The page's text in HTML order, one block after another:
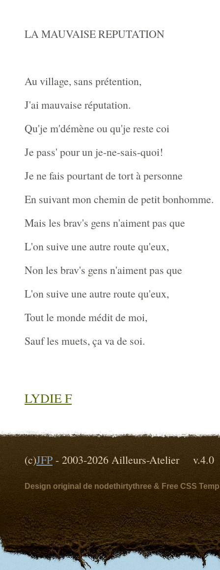
LA MAUVAISE REPUTATION
Au village, sans prétention,
J'ai mauvaise réputation.
Qu'je m'démène ou qu'je reste coi
Je pass' pour un je-ne-sais-quoi!
Je ne fais pourtant de tort à personne
En suivant mon chemin de petit bonhomme.
Mais les brav's gens n'aiment pas que
L'on suive une autre route qu'eux,
Non les brav's gens n'aiment pas que
L'on suive une autre route qu'eux,
Tout le monde médit de moi,
Sauf les muets, ça va de soi.
LYDIE F
(c)JFP - 2003-2026 Ailleurs-Atelier
Design original de nodethirtythree & Free CSS